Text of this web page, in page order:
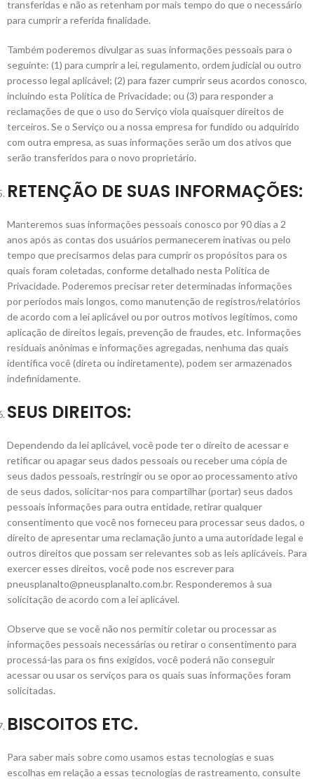
transferidas e não as retenham por mais tempo do que o necessário
para cumprir a referida finalidade.
Também poderemos divulgar as suas informações pessoais para o
seguinte: (1) para cumprir a lei, regulamento, ordem judicial ou outro
processo legal aplicável; (2) para fazer cumprir seus acordos conosco,
incluindo esta Política de Privacidade; ou (3) para responder a
reclamações de que o uso do Serviço viola quaisquer direitos de
terceiros. Se o Serviço ou a nossa empresa for fundido ou adquirido
com outra empresa, as suas informações serão um dos ativos que
serão transferidos para o novo proprietário.
RETENÇÃO DE SUAS INFORMAÇÕES:
Manteremos suas informações pessoais conosco por 90 dias a 2
anos após as contas dos usuários permanecerem inativas ou pelo
tempo que precisarmos delas para cumprir os propósitos para os
quais foram coletadas, conforme detalhado nesta Política de
Privacidade. Poderemos precisar reter determinadas informações
por períodos mais longos, como manutenção de registros/relatórios
de acordo com a lei aplicável ou por outros motivos legítimos, como
aplicação de direitos legais, prevenção de fraudes, etc. Informações
residuais anônimas e informações agregadas, nenhuma das quais
identifica você (direta ou indiretamente), podem ser armazenados
indefinidamente.
SEUS DIREITOS:
Dependendo da lei aplicável, você pode ter o direito de acessar e
retificar ou apagar seus dados pessoais ou receber uma cópia de
seus dados pessoais, restringir ou se opor ao processamento ativo
de seus dados, solicitar-nos para compartilhar (portar) seus dados
pessoais informações para outra entidade, retirar qualquer
consentimento que você nos forneceu para processar seus dados, o
direito de apresentar uma reclamação junto a uma autoridade legal e
outros direitos que possam ser relevantes sob as leis aplicáveis. Para
exercer esses direitos, você pode nos escrever para
pneusplanalto@pneusplanalto.com.br. Responderemos à sua
solicitação de acordo com a lei aplicável.
Observe que se você não nos permitir coletar ou processar as
informações pessoais necessárias ou retirar o consentimento para
processá-las para os fins exigidos, você poderá não conseguir
acessar ou usar os serviços para os quais suas informações foram
solicitadas.
BISCOITOS ETC.
Para saber mais sobre como usamos estas tecnologias e suas
escolhas em relação a essas tecnologias de rastreamento, consulte